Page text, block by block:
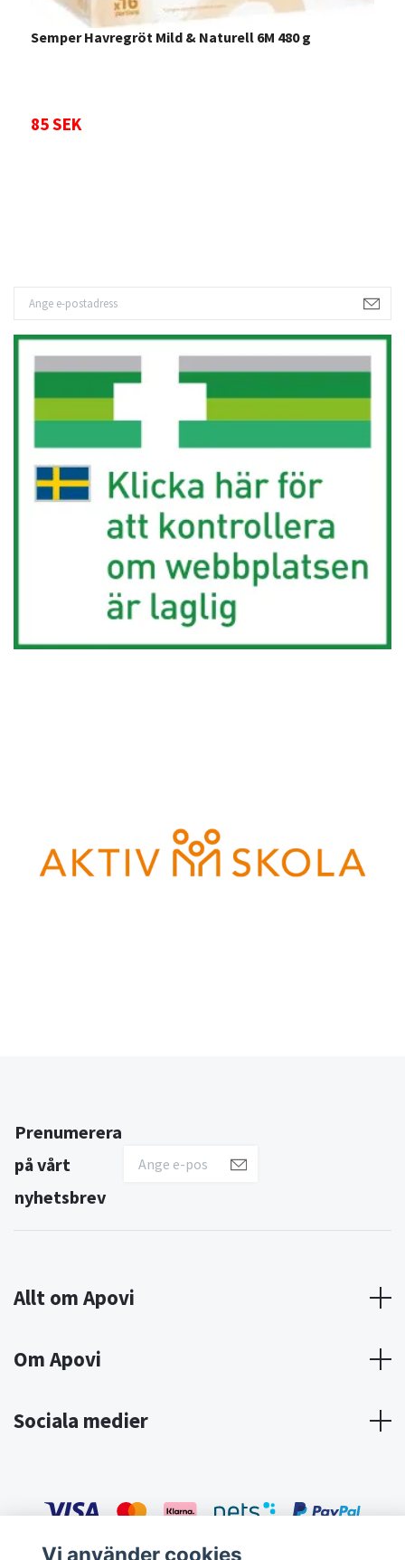
Semper Havregröt Mild & Naturell 6M 480 g
85 SEK
Prenumerera
på vårt
nyhetsbrev
Allt om Apovi
Om Apovi
Sociala medier
Vi använder cookies